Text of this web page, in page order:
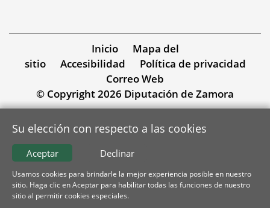
Inicio
Mapa del
sitio
Accesibilidad
Política de privacidad
Correo Web
© Copyright 2026 Diputación de Zamora
Su elección con respecto a las cookies
Declinar
Aceptar
Usamos cookies para brindarle la mejor experiencia posible en nuestro
sitio. Haga clic en Aceptar para habilitar todas las funciones de nuestro
sitio al permitir cookies especiales.